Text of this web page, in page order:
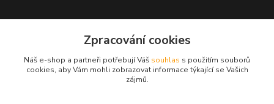
Zpracování cookies
Náš e-shop a partneři potřebují Váš souhlas s použitím souborů
cookies, aby Vám mohli zobrazovat informace týkající se Vašich
zájmů.